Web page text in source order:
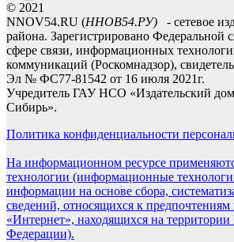
© 2021
NNOV54.RU (ННОВ54.РУ) - сетевое
района. Зарегистрировано Федеральной
сфере связи, информационных
коммуникаций (Роскомнадзор),
Эл № ФС77-81542 от 16 июля 2021г.
Учредитель ГАУ НСО «Издательский
Сибирь».
Политика конфиденциальности
На информационном ресурсе
технологии (информационные
информации на основе сбора,
сведений, относящихся к предпочтениям
«Интернет», находящихся на территории
Федерации).